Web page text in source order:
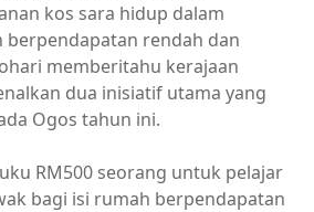
kos sara hidup dalam
berpendapatan rendah dan
memberitahu kerajaan
dua inisiatif utama yang
Ogos tahun ini.
RM500 seorang untuk pelajar
bagi isi rumah berpendapatan